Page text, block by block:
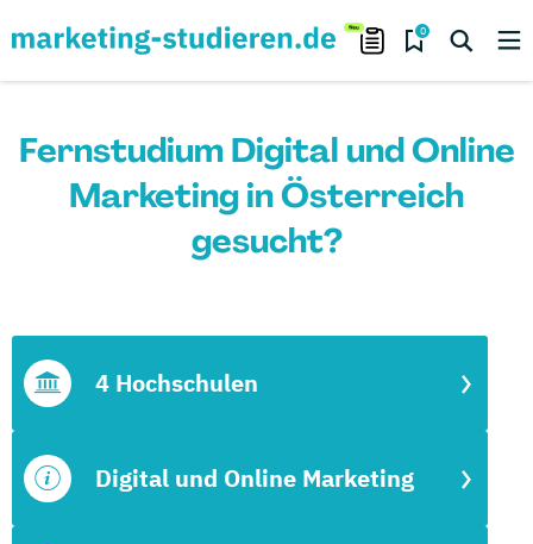
0
Fernstudium Digital und Online
Marketing in Österreich
gesucht?
Digital und Online Marketing
4 Hochschulen